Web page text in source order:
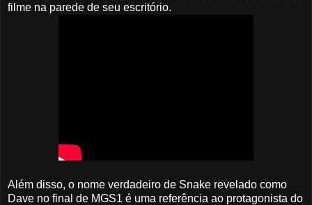
filme na parede de seu escritório.
Além disso, o nome verdadeiro de Snake revelado como
Dave no final de MGS1 é uma referência ao protagonista do